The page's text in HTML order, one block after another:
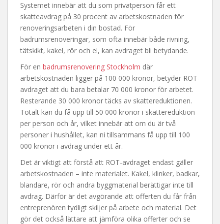
Systemet innebär att du som privatperson får ett
skatteavdrag på 30 procent av arbetskostnaden för
renoveringsarbeten i din bostad. För
badrumsrenoveringar, som ofta innebär både rivning,
tätskikt, kakel, rör och el, kan avdraget bli betydande.
För en badrumsrenovering Stockholm där
arbetskostnaden ligger på 100 000 kronor, betyder ROT-
avdraget att du bara betalar 70 000 kronor för arbetet.
Resterande 30 000 kronor täcks av skattereduktionen.
Totalt kan du få upp till 50 000 kronor i skattereduktion
per person och år, vilket innebär att om du är två
personer i hushållet, kan ni tillsammans få upp till 100
000 kronor i avdrag under ett år.
Det är viktigt att förstå att ROT-avdraget endast gäller
arbetskostnaden – inte materialet. Kakel, klinker, badkar,
blandare, rör och andra byggmaterial berättigar inte till
avdrag. Därför är det avgörande att offerten du får från
entreprenören tydligt skiljer på arbete och material. Det
gör det också lättare att jämföra olika offerter och se